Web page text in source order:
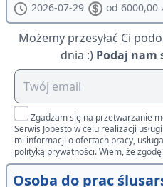
2026-07-29
od 6000,00
Możemy przesyłać Ci
dnia :) Podaj nam
Zgadzam się na przetwarzanie
Serwis Jobesto w celu realizacji
mi informacji o ofertach pracy,
polityką prywatności. Wiem, że
Osoba do prac